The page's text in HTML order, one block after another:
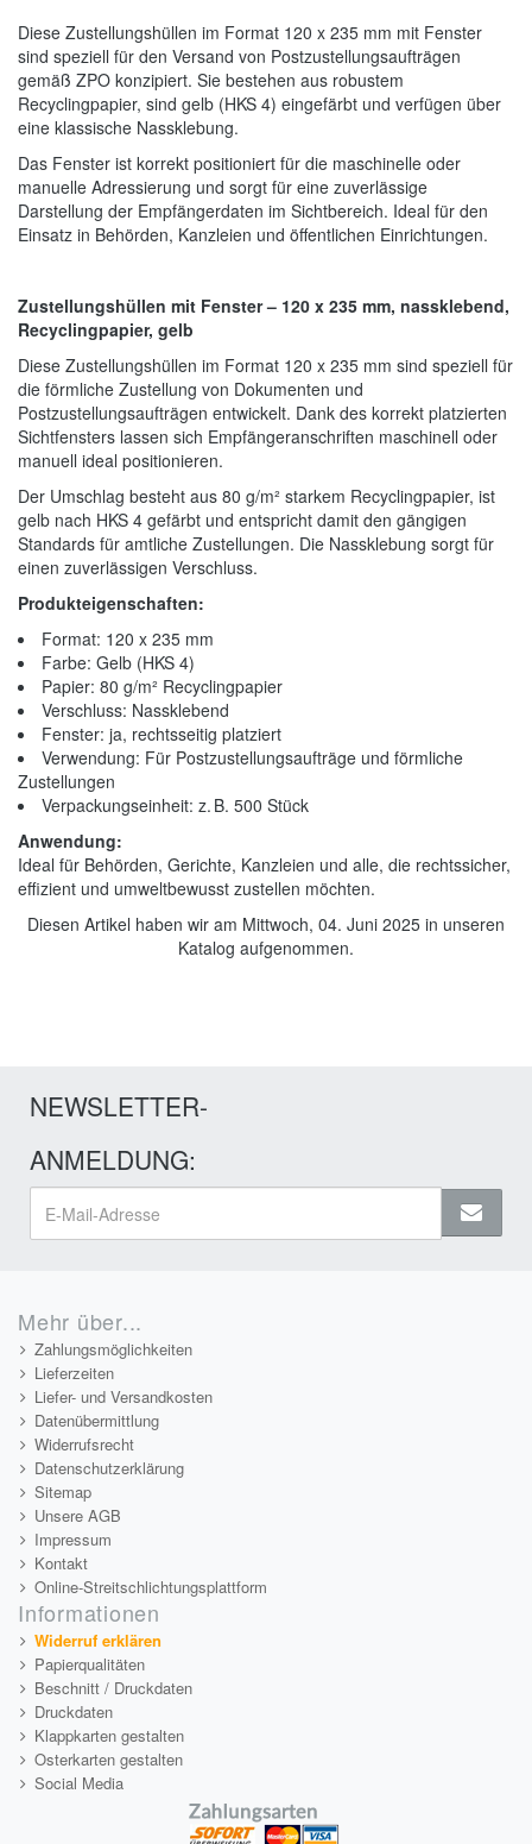
Diese Zustellungshüllen im Format 120 x 235 mm mit Fenster
sind speziell für den Versand von Postzustellungsaufträgen
gemäß ZPO konzipiert. Sie bestehen aus robustem
Recyclingpapier, sind gelb (HKS 4) eingefärbt und verfügen über
eine klassische Nassklebung.
Das Fenster ist korrekt positioniert für die maschinelle oder
manuelle Adressierung und sorgt für eine zuverlässige
Darstellung der Empfängerdaten im Sichtbereich. Ideal für den
Einsatz in Behörden, Kanzleien und öffentlichen Einrichtungen.
Zustellungshüllen mit Fenster – 120 x 235 mm, nassklebend,
Recyclingpapier, gelb
Diese Zustellungshüllen im Format 120 x 235 mm sind speziell für
die förmliche Zustellung von Dokumenten und
Postzustellungsaufträgen entwickelt. Dank des korrekt platzierten
Sichtfensters lassen sich Empfängeranschriften maschinell oder
manuell ideal positionieren.
Der Umschlag besteht aus 80 g/m² starkem Recyclingpapier, ist
gelb nach HKS 4 gefärbt und entspricht damit den gängigen
Standards für amtliche Zustellungen. Die Nassklebung sorgt für
einen zuverlässigen Verschluss.
Produkteigenschaften:
Format: 120 x 235 mm
Farbe: Gelb (HKS 4)
Papier: 80 g/m² Recyclingpapier
Verschluss: Nassklebend
Fenster: ja, rechtsseitig platziert
Verwendung: Für Postzustellungsaufträge und förmliche
Zustellungen
Verpackungseinheit: z. B. 500 Stück
Anwendung:
Ideal für Behörden, Gerichte, Kanzleien und alle, die rechtssicher,
effizient und umweltbewusst zustellen möchten.
Diesen Artikel haben wir am Mittwoch, 04. Juni 2025 in unseren
Katalog aufgenommen.
NEWSLETTER-
ANMELDUNG:
Mehr über...
Zahlungsmöglichkeiten
Lieferzeiten
Liefer- und Versandkosten
Datenübermittlung
Widerrufsrecht
Datenschutzerklärung
Sitemap
Unsere AGB
Impressum
Kontakt
Online-Streitschlichtungsplattform
Informationen
Widerruf erklären
Papierqualitäten
Beschnitt / Druckdaten
Druckdaten
Klappkarten gestalten
Osterkarten gestalten
Social Media